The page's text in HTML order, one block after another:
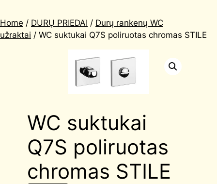
Home / DURŲ PRIEDAI / Durų rankenų WC
užraktai / WC suktukai Q7S poliruotas chromas STILE
WC suktukai
Q7S poliruotas
chromas STILE